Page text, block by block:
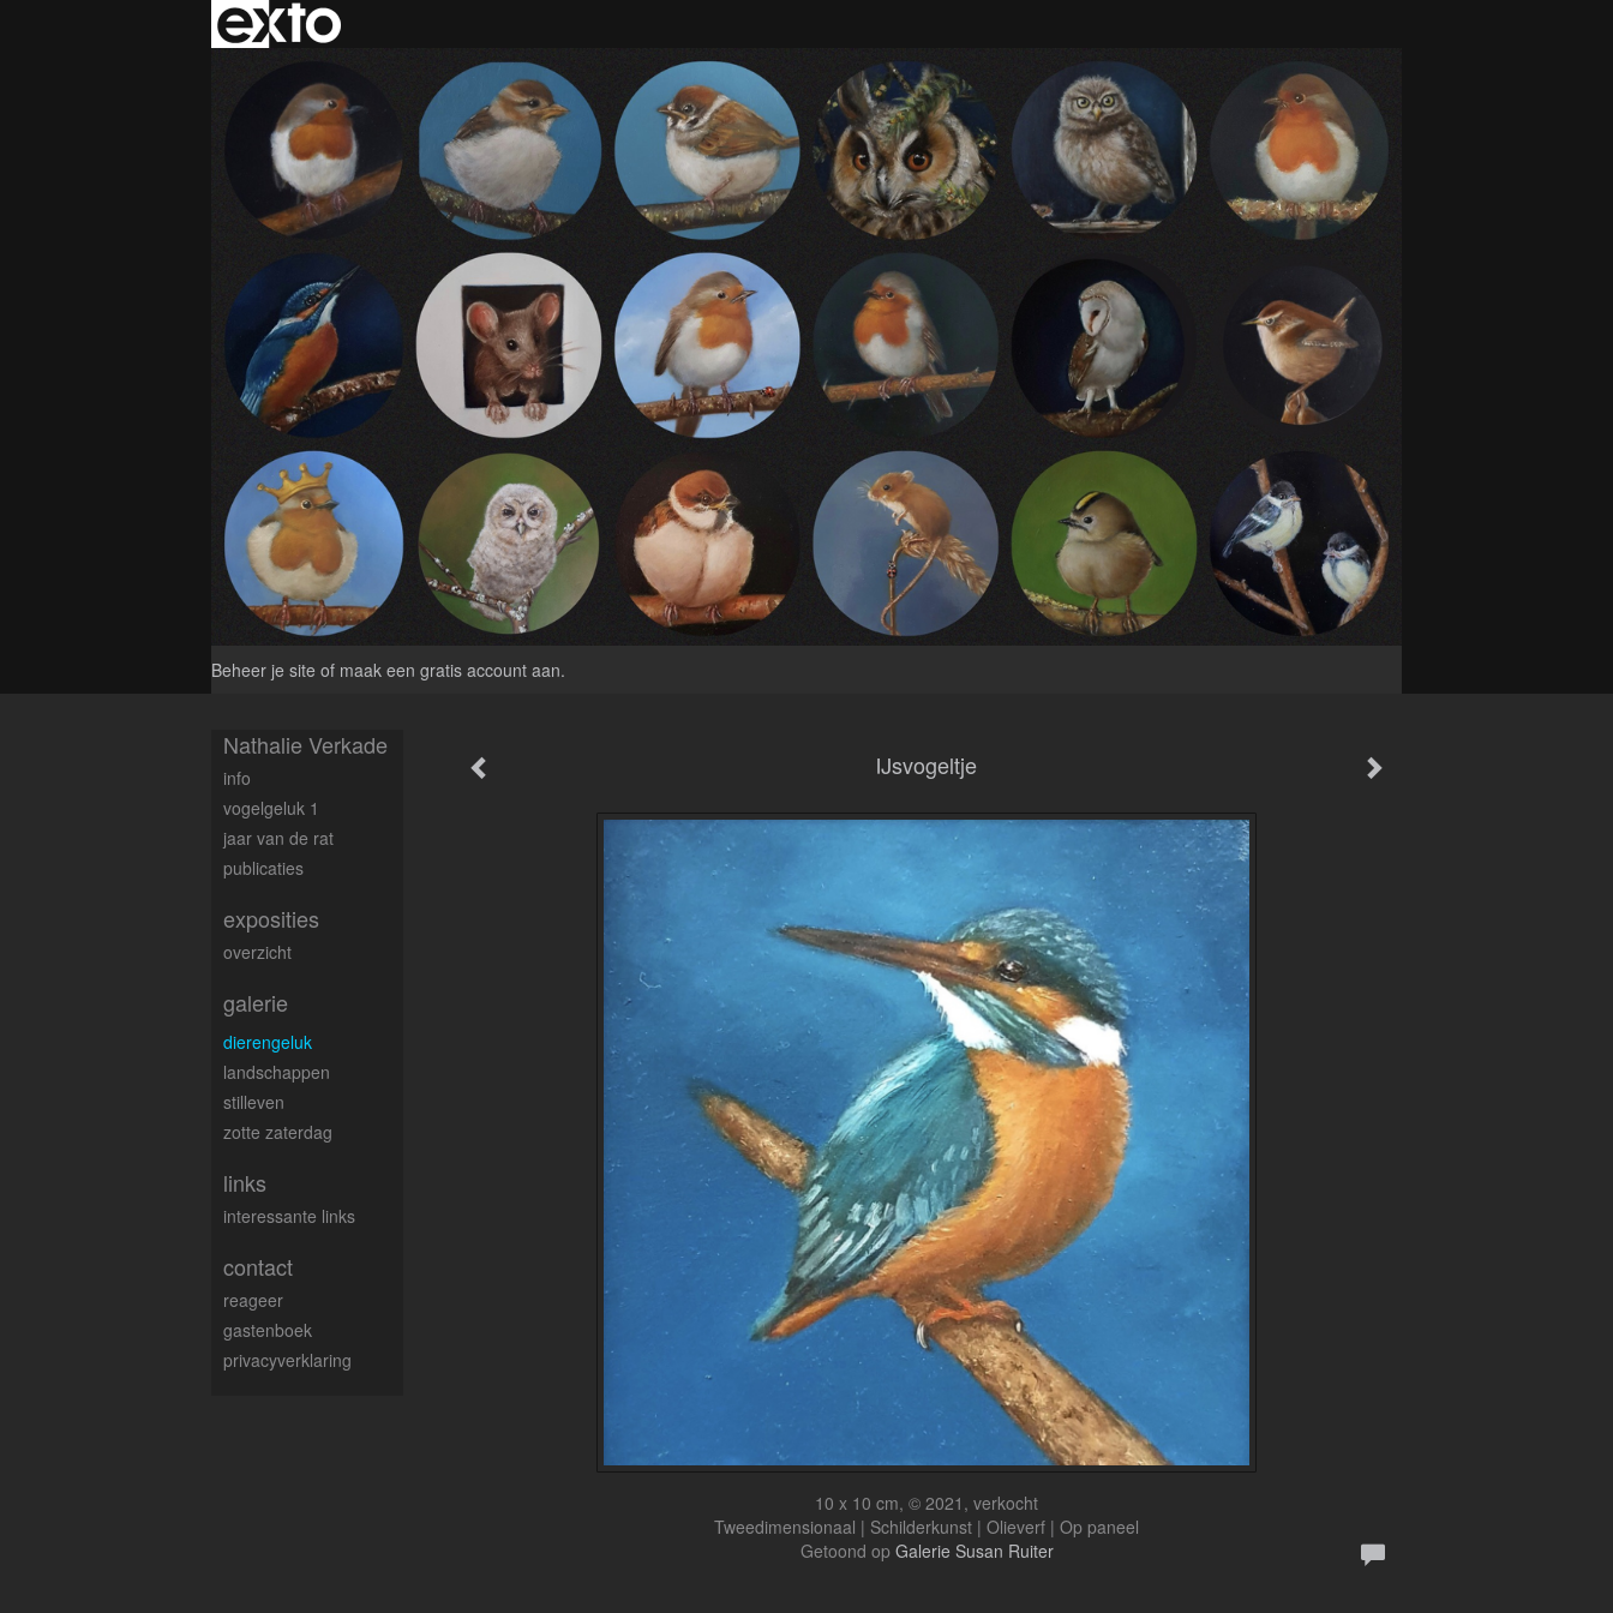
Beheer je site of maak een gratis account aan.
IJsvogeltje
10 x 10 cm, © 2021, verkocht
Tweedimensionaal | Schilderkunst | Olieverf | Op paneel
Getoond op Galerie Susan Ruiter
Nathalie Verkade
info
vogelgeluk 1
jaar van de rat
publicaties
exposities
overzicht
galerie
dierengeluk
landschappen
stilleven
zotte zaterdag
links
interessante links
contact
reageer
gastenboek
privacyverklaring